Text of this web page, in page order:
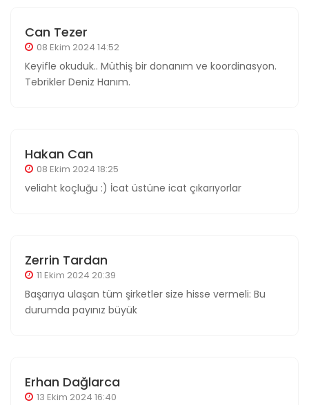
Can Tezer
08 Ekim 2024 14:52
Keyifle okuduk.. Müthiş bir donanım ve koordinasyon.
Tebrikler Deniz Hanım.
Hakan Can
08 Ekim 2024 18:25
veliaht koçluğu :) İcat üstüne icat çıkarıyorlar
Zerrin Tardan
11 Ekim 2024 20:39
Başarıya ulaşan tüm şirketler size hisse vermeli: Bu
durumda payınız büyük
Erhan Dağlarca
13 Ekim 2024 16:40